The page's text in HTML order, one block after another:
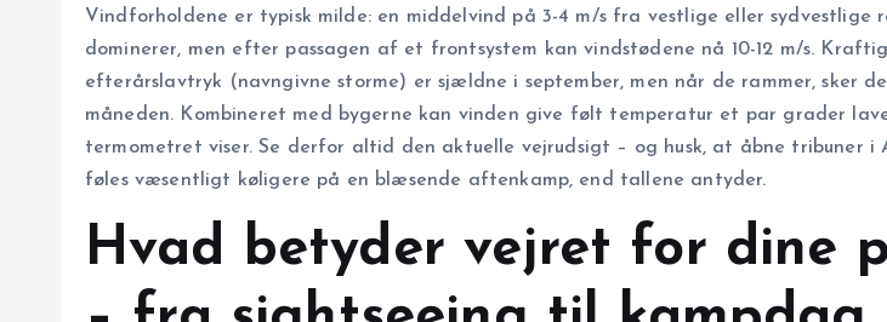
Vindforholdene er typisk milde: en middelvind på 3-4 m/s fra vestlige eller sydvestlige
dominerer, men efter passagen af et frontsystem kan vindstødene nå 10-12 m/s.
efterårslavtryk (navngivne storme) er sjældne i september, men når de rammer, sker
måneden. Kombineret med bygerne kan vinden give følt temperatur et par grader
termometret viser. Se derfor altid den aktuelle vejrudsigt – og husk, at åbne tribuner i
føles væsentligt køligere på en blæsende aftenkamp, end tallene antyder.
Hvad betyder vejret for dine